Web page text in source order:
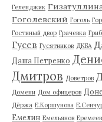
Геленджик
Гоголевский Гоголь
Гостиный двор Грачевка
Гусев Гусятников ДКБА
Даша Петренко
Дмитров Доветров
Домени Дом офицеров
Дёржа Е.Коршунова
Емелин Емельянов Еремеев